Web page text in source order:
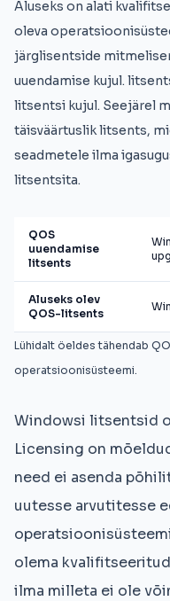
Aluseks on alati
oleva
järglisentside
uuendamise kujul.
litsentsi kujul. Seejärel
täisväärtuslik litsents,
seadmetele ilma
litsentsita.
QOS
uuendamise
litsents
Aluseks olev
QOS-litsents
Lühidalt öeldes tähendab
operatsioonisüsteemi.
Windowsi litsentsid
Licensing on
need ei asenda
uutesse arvutitesse
olema
ilma milleta ei ole